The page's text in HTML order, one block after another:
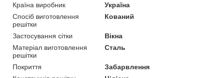
Країна виробник
Україна
Спосіб виготовлення
решітки
Кований
Застосування сітки
Вікна
Матеріал виготовлення
решітки
Сталь
Покриття
Забарвлення